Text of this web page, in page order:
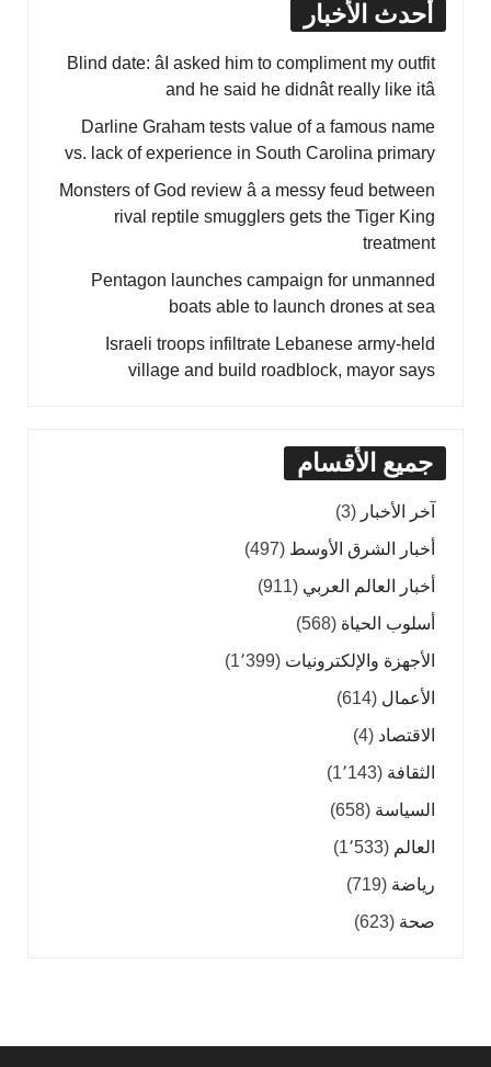
أحدث الأخبار
Blind date: âI asked him to compliment my outfit
and he said he didnât really like itâ
Darline Graham tests value of a famous name
vs. lack of experience in South Carolina primary
Monsters of God review â a messy feud between
rival reptile smugglers gets the Tiger King
treatment
Pentagon launches campaign for unmanned
boats able to launch drones at sea
Israeli troops infiltrate Lebanese army-held
village and build roadblock, mayor says
جميع الأقسام
آخر الأخبار (3)
أخبار الشرق الأوسط (497)
أخبار العالم العربي (911)
أسلوب الحياة (568)
الأجهزة والإلكترونيات (1٬399)
الأعمال (614)
الاقتصاد (4)
الثقافة (1٬143)
السياسة (658)
العالم (1٬533)
رياضة (719)
صحة (623)